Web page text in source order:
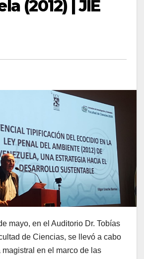
(2012) | JIE
mayo, en el Auditorio Dr. Tobías
de Ciencias, se llevó a cabo
magistral en el marco de las